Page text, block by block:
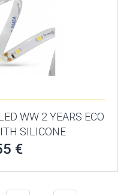
WW 2 YEARS ECO
SILICONE
€